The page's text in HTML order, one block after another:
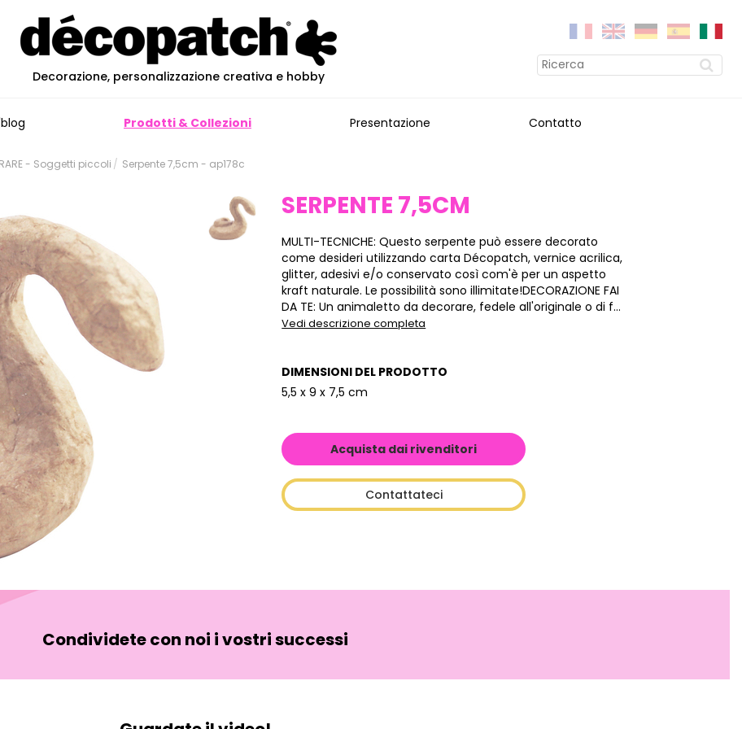
Decorazione, personalizzazione creativa e hobby
Prodotti & Collezioni Presentazione Contatto
- Soggetti piccoli Serpente 7,5cm - ap178c
SERPENTE 7,5CM
MULTI-TECNICHE: Questo serpente può essere decorato
come desideri utilizzando carta Décopatch, vernice acrilica,
glitter, adesivi e/o conservato così com'è per un aspetto
kraft naturale. Le possibilità sono illimitate!DECORAZIONE FAI
DA TE: Un animaletto da decorare, fedele all'originale o di f...
Vedi descrizione completa
DIMENSIONI DEL PRODOTTO
5,5 x 9 x 7,5 cm
Acquista dai rivenditori
Contattateci
Condividete con noi i vostri successi